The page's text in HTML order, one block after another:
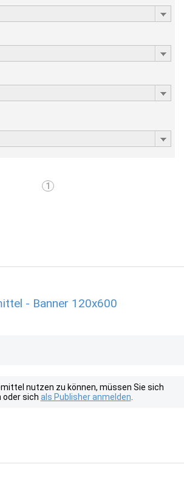
1
- Banner 120x600
nutzen zu können, müssen Sie sich
oder sich als Publisher anmelden